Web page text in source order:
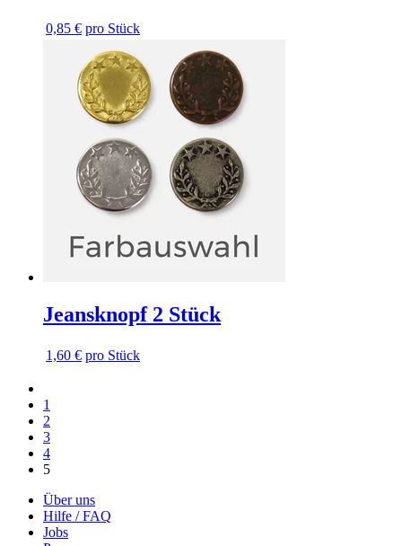
0,85 € pro Stück
Jeansknopf 2 Stück
1,60 € pro Stück
Seite
Seite
Seite
1
Seite
2
Seite
3
Seite
4
5
Über uns
Hilfe / FAQ
Jobs